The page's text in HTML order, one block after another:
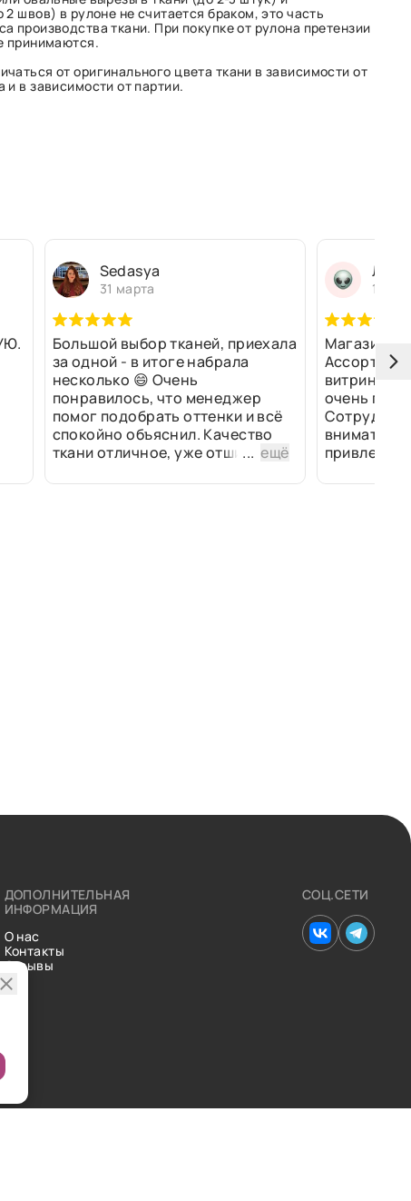
швов) в рулоне не считается браком, это часть
производства ткани. При покупке от рулона претензии
принимаются.
от оригинального цвета ткани в зависимости от
в зависимости от партии.
Sedasya
31 марта
Большой выбор тканей, приехала
за одной - в итоге набрала
несколько 😄 Очень
понравилось, что менеджер
помог подобрать оттенки и всё
спокойно объяснил. Качество
ткани отличное, уже отшили...ещё
13
Магазин
витринах
очень
привлек
рулоны
ДОПОЛНИТЕЛЬНАЯ
ИНФОРМАЦИЯ
О нас
Контакты
Отзывы
СОЦ.СЕТИ